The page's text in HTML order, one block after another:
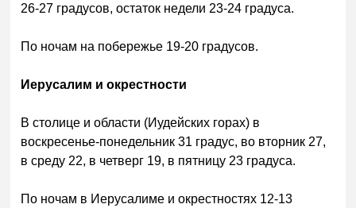
26-27 градусов, остаток недели 23-24 градуса.
По ночам на побережье 19-20 градусов.
Иерусалим и окрестности
В столице и области (Иудейских горах) в
воскресенье-понедельник 31 градус, во вторник 27,
в среду 22, в четверг 19, в пятницу 23 градуса.
По ночам в Иерусалиме и окрестностях 12-13